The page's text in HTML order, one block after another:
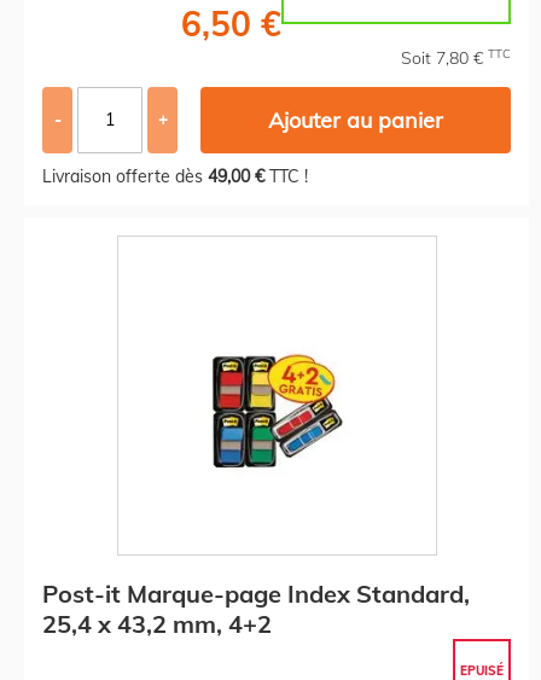
6,50 €
Soit 7,80 € TTC
- + Ajouter au panier
Livraison offerte dès 49,00 €TTC !
Post-it Marque-page Index Standard,
25,4 x 43,2 mm, 4+2
EPUISÉ